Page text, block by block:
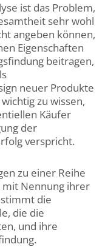
ist das Problem,
sehr wohl
angeben können,
Eigenschaften
beitragen,
neuer Produkte
zu wissen,
Käufer
der
verspricht.
zu einer Reihe
mit Nennung ihrer
die
die die
und ihre